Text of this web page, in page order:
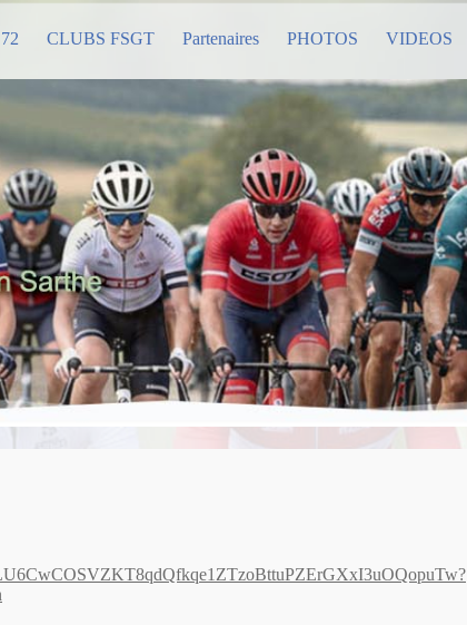
CLUBS FSGT Partenaires PHOTOS VIDEOS